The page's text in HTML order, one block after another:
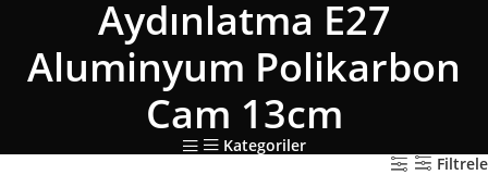
Aydınlatma E27
Aluminyum Polikarbon
Cam 13cm
Kategoriler
Filtrele